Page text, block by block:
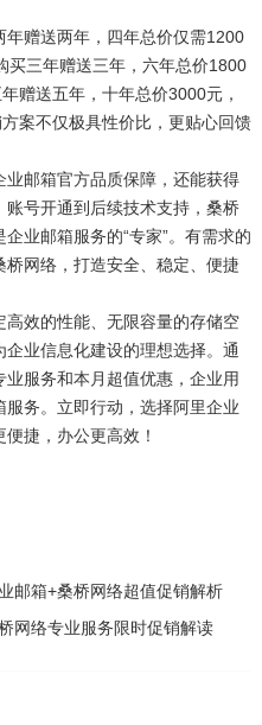
赠送两年，四年总价仅需1200
买三年赠送三年，六年总价1800
赠送五年，十年总价3000元，
案不仅极具性价比，更贴心回馈
邮箱官方品质保障，还能获得
号开通到后续技术支持，桑桥
业邮箱服务的“专家”。有需求的
网络，打造安全、稳定、便捷
效的性能、无限容量的存储空
业信息化建设的理想选择。通
服务和本月超值优惠，企业用
务。立即行动，选择阿里企业
捷，办公更高效！
邮箱+桑桥网络超值促销解析
网络专业服务限时促销解读